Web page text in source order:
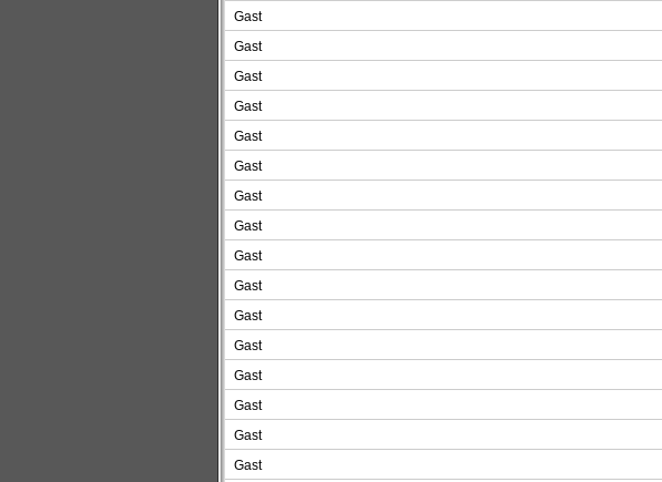
Gast
Gast
Gast
Gast
Gast
Gast
Gast
Gast
Gast
Gast
Gast
Gast
Gast
Gast
Gast
Gast